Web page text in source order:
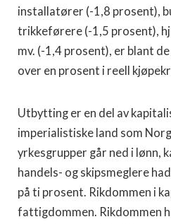
installatører (-1,8 prosent),
trikkeførere (-1,5 prosent),
mv. (-1,4 prosent), er blant
over en prosent i reell
Utbytting er en del av
imperialistiske land som
yrkesgrupper går ned i lønn,
handels- og skipsmeglere
på ti prosent. Rikdommen i
fattigdommen. Rikdommen